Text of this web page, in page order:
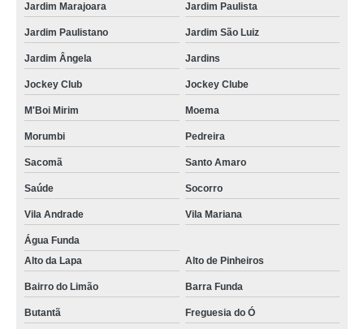
Jardim Marajoara Jardim Paulista
Jardim Paulistano Jardim São Luiz
Jardim Ângela Jardins
Jockey Club Jockey Clube
M'Boi Mirim Moema
Morumbi Pedreira
Sacomã Santo Amaro
Saúde Socorro
Vila Andrade Vila Mariana
Água Funda
Alto da Lapa
Alto de Pinheiros
Bairro do Limão Barra Funda
Butantã Freguesia do Ó